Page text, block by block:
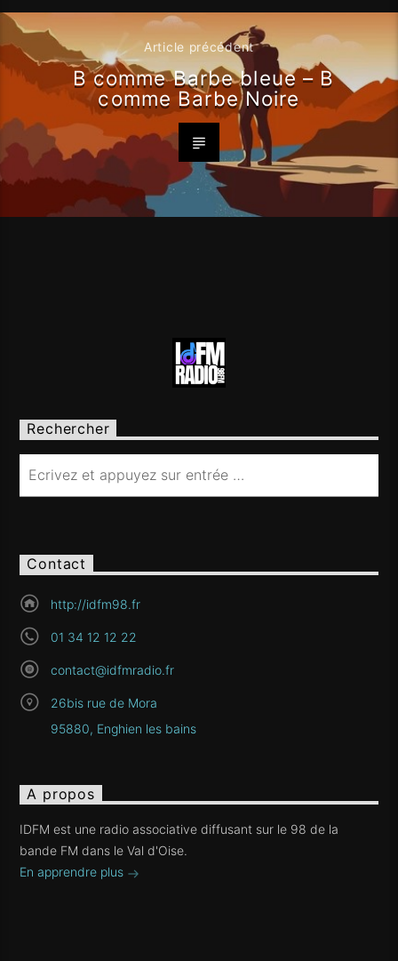
Article précédent
B comme Barbe bleue – B
comme Barbe Noire
Rechercher
Contact
http://idfm98.fr
01 34 12 12 22
contact@idfmradio.fr
26bis rue de Mora
95880, Enghien les bains
A propos
IDFM est une radio associative diffusant sur le 98 de la
bande FM dans le Val d'Oise.
En apprendre plus